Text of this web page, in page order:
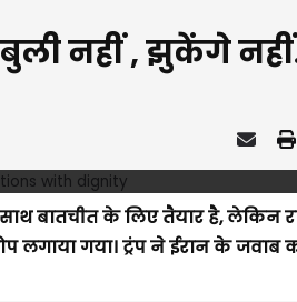
बुली नहीं , झुकेंगे
बातचीत के लिए तैयार है, लेकिन
गया। ट्रंप ने ईरान के जवाब